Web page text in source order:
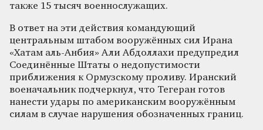
также 15 тысяч военнослужащих.
В ответ на эти действия командующий
центральным штабом вооружённых сил Ирана
«Хатам аль-Анбия» Али Абдоллахи предупредил
Соединённые Штаты о недопустимости
приближения к Ормузскому проливу. Иранский
военачальник подчеркнул, что Тегеран готов
нанести удары по американским вооружённым
силам в случае нарушения обозначенных границ.